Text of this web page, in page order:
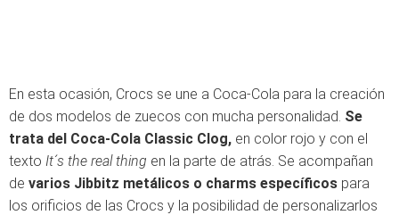
En esta ocasión, Crocs se une a Coca-Cola para la creación
de dos modelos de zuecos con mucha personalidad. Se
trata del Coca-Cola Classic Clog, en color rojo y con el
texto It´s the real thing en la parte de atrás. Se acompañan
de varios Jibbitz metálicos o charms específicos para
los orificios de las Crocs y la posibilidad de personalizarlos